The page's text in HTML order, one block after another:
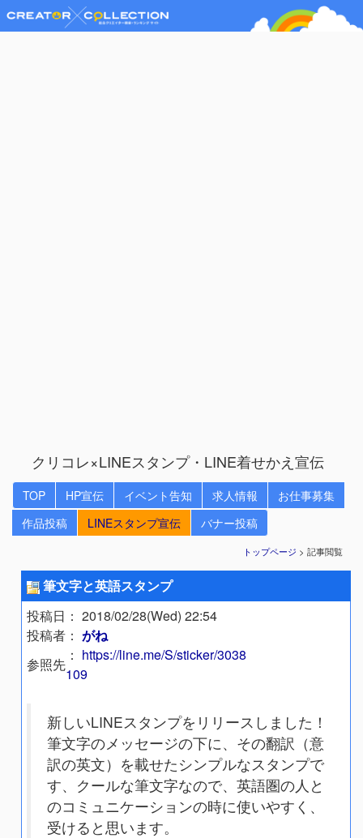
クリコレ×LINEスタンプ・LINE着せかえ宣伝
TOP HP宣伝 イベント告知 求人情報
お仕事募集
作品投稿
LINEスタンプ宣伝 バナー投稿
トップページ > 記事閲覧
筆文字と英語スタンプ
投稿日 ： 2018/02/28(Wed) 22:54
投稿者： がね
参照先
： https://line.me/S/sticker/3038
109
新しいLINEスタンプをリリースしました！
筆文字のメッセージの下に、その翻訳（意
訳の英文）を載せたシンプルなスタンプで
す、クールな筆文字なので、英語圏の人と
のコミュニケーションの時に使いやすく、
受けると思います。